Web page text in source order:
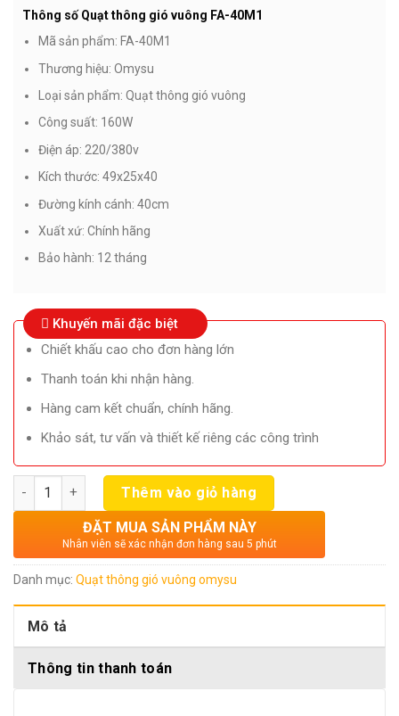
1.300.000₫.
là:
Thông số Quạt thông gió vuông FA-40M1
Mã sản phẩm: FA-40M1
Thương hiệu: Omysu
Loại sản phẩm: Quạt thông gió vuông
Công suất: 160W
Điện áp: 220/380v
Kích thước: 49x25x40
Đường kính cánh: 40cm
Xuất xứ: Chính hãng
Bảo hành: 12 tháng
Khuyến mãi đặc biệt
Chiết khấu cao cho đơn hàng lớn
Thanh toán khi nhận hàng.
Hàng cam kết chuẩn, chính hãng.
Khảo sát, tư vấn và thiết kế riêng các công trình
Số lượng Thêm vào giỏ hàng
ĐẶT MUA SẢN PHẨM NÀY
Nhân viên sẽ xác nhận đơn hàng sau 5 phút
Danh mục: Quạt thông gió vuông omysu
Mô tả
Thông tin thanh toán